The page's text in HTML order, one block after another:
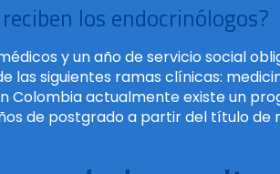
los endocrinólogos?
y un año de servicio social
las siguientes ramas clínicas:
Colombia actualmente existe un
de postgrado a partir del título de